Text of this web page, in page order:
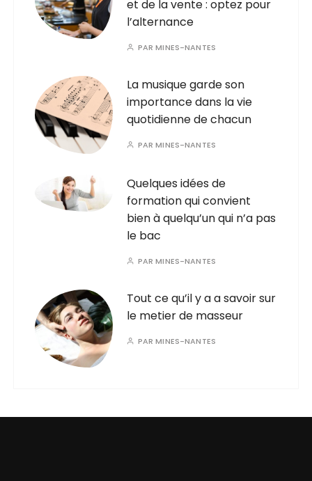
et de la vente : optez pour
l’alternance
PARMINES-NANTES
La musique garde son
importance dans la vie
quotidienne de chacun
PARMINES-NANTES
Quelques idées de
formation qui convient
bien à quelqu’un qui n’a pas
le bac
PARMINES-NANTES
Tout ce qu’il y a a savoir sur
le metier de masseur
PARMINES-NANTES